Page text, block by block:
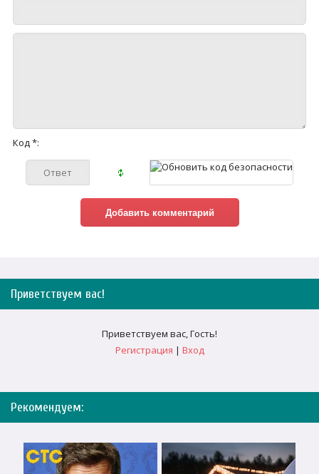
Код *:
Приветствуем вас!
Приветствуем вас,Гость!
Регистрация | Вход
Рекомендуем: